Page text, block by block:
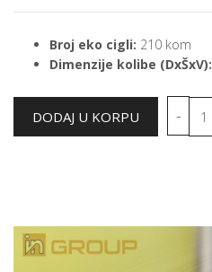
Broj eko cigli: 210 kom
Dimenzije kolibe (DxŠxV):